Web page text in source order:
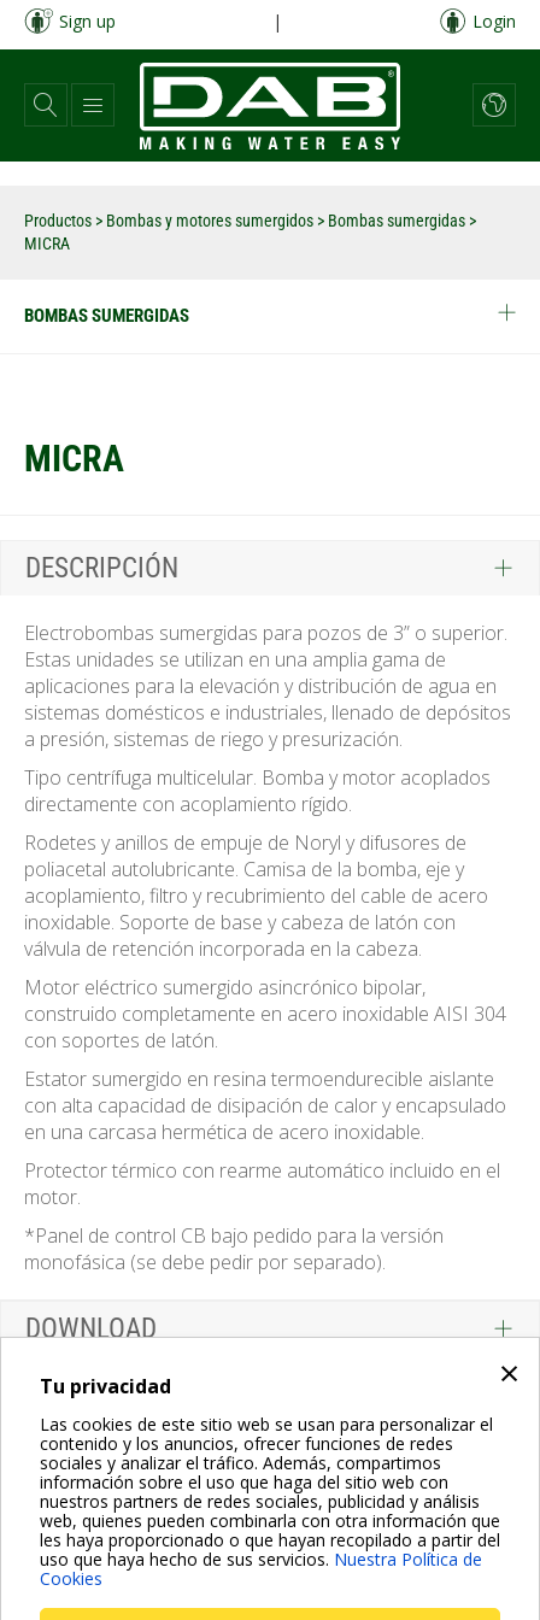
×
Tu privacidad
Las cookies de este sitio web se usan para personalizar el
contenido y los anuncios, ofrecer funciones de redes
sociales y analizar el tráfico. Además, compartimos
información sobre el uso que haga del sitio web con
nuestros partners de redes sociales, publicidad y análisis
web, quienes pueden combinarla con otra información que
les haya proporcionado o que hayan recopilado a partir del
uso que haya hecho de sus servicios. Nuestra Política de
Cookies
Pasar
contenido
principal
Sign up | Login
Productos > Bombas y motores sumergidos > Bombas sumergidas >
MICRA
BOMBAS SUMERGIDAS
MICRA
DESCRIPCIÓN
Electrobombas sumergidas para pozos de 3” o superior.
Estas unidades se utilizan en una amplia gama de
aplicaciones para la elevación y distribución de agua en
sistemas domésticos e industriales, llenado de depósitos
a presión, sistemas de riego y presurización.
Tipo centrífuga multicelular. Bomba y motor acoplados
directamente con acoplamiento rígido.
Rodetes y anillos de empuje de Noryl y difusores de
poliacetal autolubricante. Camisa de la bomba, eje y
acoplamiento, filtro y recubrimiento del cable de acero
inoxidable. Soporte de base y cabeza de latón con
válvula de retención incorporada en la cabeza.
Motor eléctrico sumergido asincrónico bipolar,
construido completamente en acero inoxidable AISI 304
con soportes de latón.
Estator sumergido en resina termoendurecible aislante
con alta capacidad de disipación de calor y encapsulado
en una carcasa hermética de acero inoxidable.
Protector térmico con rearme automático incluido en el
motor.
*Panel de control CB bajo pedido para la versión
monofásica (se debe pedir por separado).
DOWNLOAD